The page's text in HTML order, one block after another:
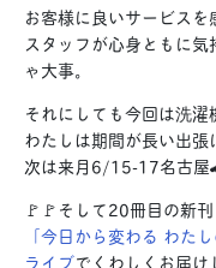
お客様に良いサービス
スタッフが心身ともに
ゃ大事。
それにしても今回は洗濯
わたしは期間が長い出
次は来月6/15-17名古屋
🚩🚩そして20冊目の新刊
「今日から変わる わた
ライブでくわしくお届け